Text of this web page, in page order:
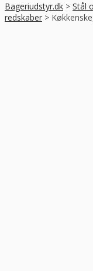
Bageriudstyr.dk > Stål
redskaber >